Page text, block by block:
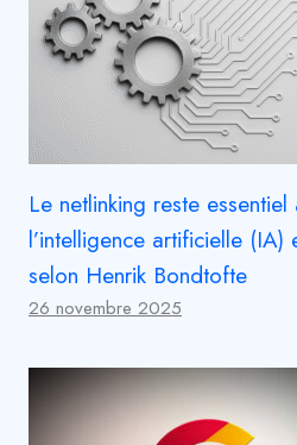
Le netlinking reste essentiel
l’intelligence artificielle
selon Henrik Bondtofte
26 novembre 2025